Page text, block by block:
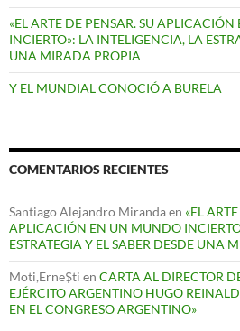
«EL ARTE DE PENSAR. SU
INCIERTO»: LA INTELIGENCIA, LA
UNA MIRADA PROPIA
Y EL MUNDIAL CONOCIÓ A BURELA
COMENTARIOS RECIENTES
Santiago Alejandro Mirandaen «EL
APLICACIÓN EN UN MUNDO
ESTRATEGIA Y EL SABER DESDE UNA
Moti,Erne$ti en CARTA AL DIRECTOR
EJÉRCITO ARGENTINO HUGO
EN EL CONGRESO ARGENTINO»